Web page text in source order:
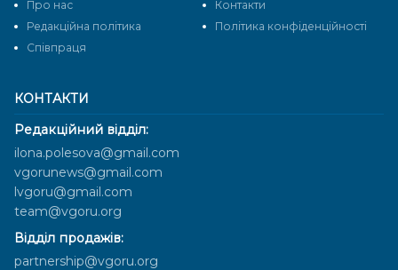
КОНТАКТИ
Редакційний відділ:
ilona.polesova@gmail.com
vgorunews@gmail.com
lvgoru@gmail.com
team@vgoru.org
Відділ продажів:
partnership@vgoru.org
Про нас
Контакти
Редакційна політика
Політика конфіденційності
Cпівпраця